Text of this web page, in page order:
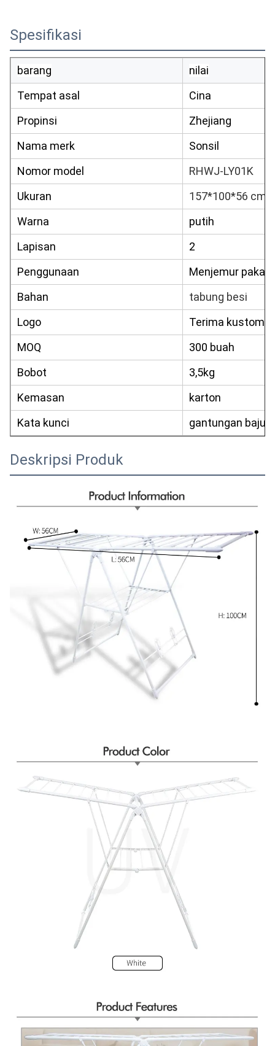
Spesifikasi
barang
nilai
Tempat asal
Cina
Propinsi
Zhejiang
Nama merk
Sonsil
Nomor model
RHWJ-LY01K
Ukuran
157*100*56 cm
Warna
putih
Lapisan
2
Penggunaan
Menjemur
Bahan
tabung besi
Logo
Terima
MOQ
300 buah
Bobot
3,5kg
Kemasan
karton
Kata kunci
gantungan baju
Deskripsi Produk